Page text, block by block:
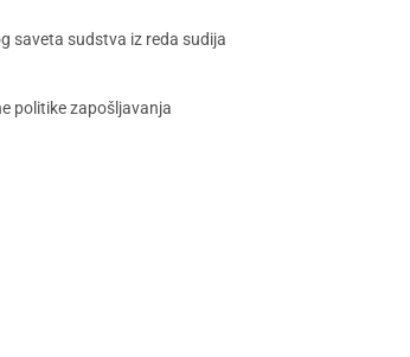
saveta sudstva iz reda sudija
politike zapošljavanja